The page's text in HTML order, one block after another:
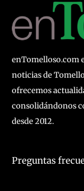
enTomelloso.com
noticias de
ofrecemos
consolidándonos
desde 2012.
Preguntas